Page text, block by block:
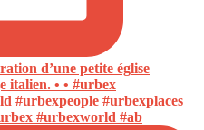
#urbexworld #ab